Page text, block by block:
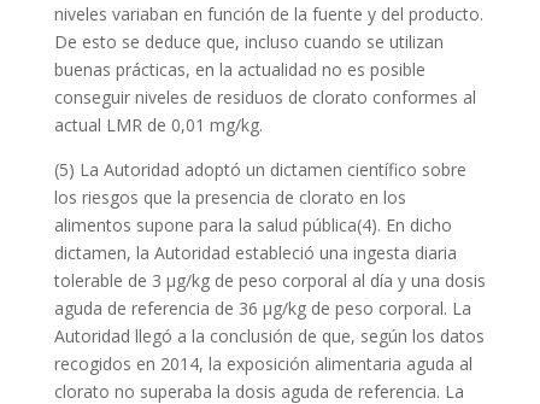
niveles variaban en función de la fuente y del producto.
De esto se deduce que, incluso cuando se utilizan
buenas prácticas, en la actualidad no es posible
conseguir niveles de residuos de clorato conformes al
actual LMR de 0,01 mg/kg.
(5) La Autoridad adoptó un dictamen científico sobre
los riesgos que la presencia de clorato en los
alimentos supone para la salud pública(4). En dicho
dictamen, la Autoridad estableció una ingesta diaria
tolerable de 3 μg/kg de peso corporal al día y una dosis
aguda de referencia de 36 μg/kg de peso corporal. La
Autoridad llegó a la conclusión de que, según los datos
recogidos en 2014, la exposición alimentaria aguda al
clorato no superaba la dosis aguda de referencia. La